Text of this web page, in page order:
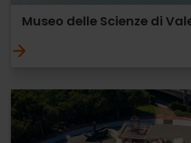
Museo delle Scienze di